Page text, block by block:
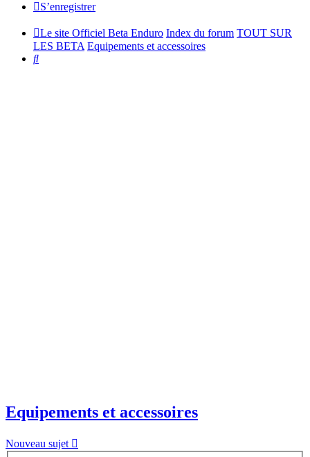
S’enregistrer
Le site Officiel Beta Enduro Index du forum TOUT SUR
LES BETA Equipements et accessoires
Rechercher
Equipements et accessoires
Nouveau sujet